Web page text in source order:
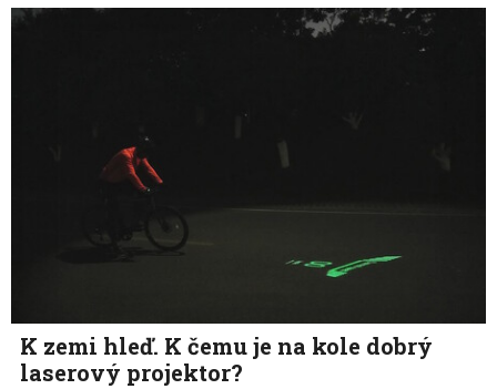
K zemi hleď. K čemu je na kole dobrý
laserový projektor?